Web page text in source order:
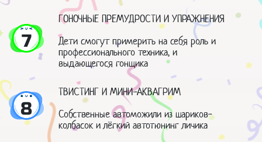
7
ГОНОЧНЫЕ ПРЕМУДРОСТИ И УПРАЖНЕНИЯ
Дети смогут примерить на себя роль и
профессионального техника, и
выдающегося гонщика
8
ТВИСТИНГ И МИНИ-АКВАГРИМ
Собственные автоможили из шариков-
колбасок и лёгкий автотюнинг личика